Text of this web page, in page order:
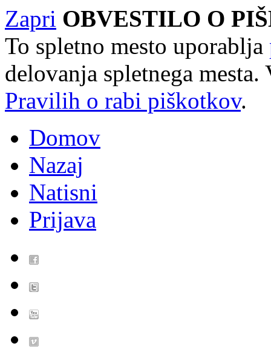
Zapri OBVESTILO O
To spletno mesto uporablja
delovanja spletnega
Pravilih o rabi piškotkov.
Domov
Nazaj
Natisni
Prijava